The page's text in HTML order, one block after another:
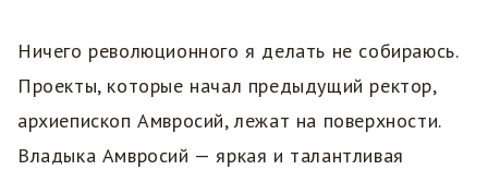
Ничего революционного я делать не собираюсь.
Проекты, которые начал предыдущий ректор,
архиепископ Амвросий, лежат на поверхности.
Владыка Амвросий — яркая и талантливая